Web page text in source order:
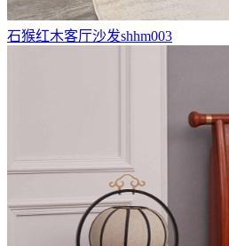
石猴红木客厅沙发shhm003